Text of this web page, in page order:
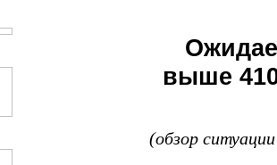
выше
(обзор